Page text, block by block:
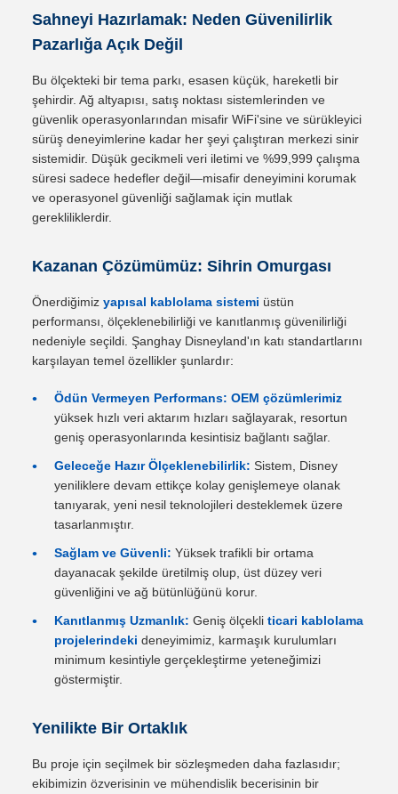
Sahneyi Hazırlamak: Neden Güvenilirlik
Pazarlığa Açık Değil
Bu ölçekteki bir tema parkı, esasen küçük, hareketli bir
şehirdir. Ağ altyapısı, satış noktası sistemlerinden ve
güvenlik operasyonlarından misafir WiFi'sine ve sürükleyici
sürüş deneyimlerine kadar her şeyi çalıştıran merkezi sinir
sistemidir. Düşük gecikmeli veri iletimi ve %99,999 çalışma
süresi sadece hedefler değil—misafir deneyimini korumak
ve operasyonel güvenliği sağlamak için mutlak
gerekliliklerdir.
Kazanan Çözümümüz: Sihrin Omurgası
Önerdiğimiz yapısal kablolama sistemi üstün
performansı, ölçeklenebilirliği ve kanıtlanmış güvenilirliği
nedeniyle seçildi. Şanghay Disneyland'ın katı standartlarını
karşılayan temel özellikler şunlardır:
Ödün Vermeyen Performans: OEM çözümlerimiz
yüksek hızlı veri aktarım hızları sağlayarak, resortun
geniş operasyonlarında kesintisiz bağlantı sağlar.
Geleceğe Hazır Ölçeklenebilirlik: Sistem, Disney
yeniliklere devam ettikçe kolay genişlemeye olanak
tanıyarak, yeni nesil teknolojileri desteklemek üzere
tasarlanmıştır.
Sağlam ve Güvenli: Yüksek trafikli bir ortama
dayanacak şekilde üretilmiş olup, üst düzey veri
güvenliğini ve ağ bütünlüğünü korur.
Kanıtlanmış Uzmanlık: Geniş ölçekli ticari kablolama
projelerindeki deneyimimiz, karmaşık kurulumları
minimum kesintiyle gerçekleştirme yeteneğimizi
göstermiştir.
Yenilikte Bir Ortaklık
Bu proje için seçilmek bir sözleşmeden daha fazlasıdır;
ekibimizin özverisinin ve mühendislik becerisinin bir